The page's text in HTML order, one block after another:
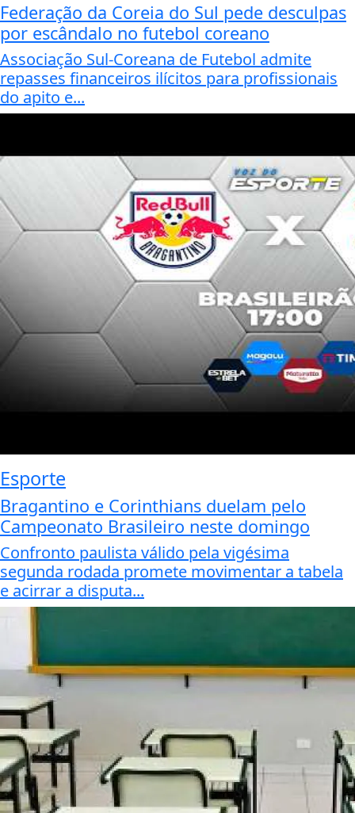
Federação da Coreia do Sul pede desculpas
por escândalo no futebol coreano
Associação Sul-Coreana de Futebol admite
repasses financeiros ilícitos para profissionais
do apito e...
Esporte
Bragantino e Corinthians duelam pelo
Campeonato Brasileiro neste domingo
Confronto paulista válido pela vigésima
segunda rodada promete movimentar a tabela
e acirrar a disputa...